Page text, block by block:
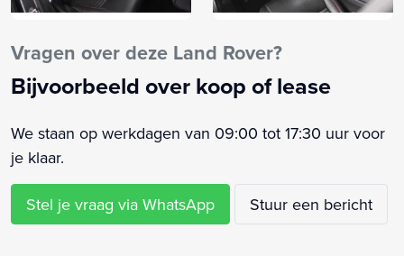
Airbag(s) hoofd achter
Airbag(s) knie
Airbag(s) side voor
Airbag bestuurder
Airbag passagier
Airco
Airco (automatisch)
Vragen over deze Land Rover?
Bijvoorbeeld over koop of lease
We staan op werkdagen van 09:00 tot 17:30 uur voor
je klaar.
Stel je vraag via WhatsApp Stuur een bericht